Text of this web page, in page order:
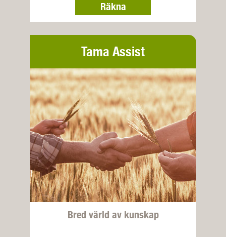
Räkna
Tama Assist
Bred värld av kunskap